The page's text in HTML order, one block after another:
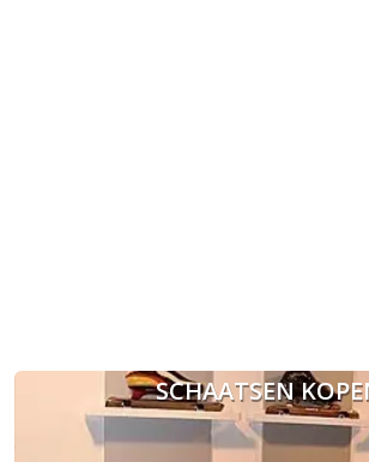
SCHAATSEN